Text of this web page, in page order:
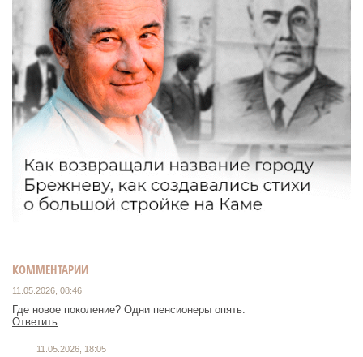
КОММЕНТАРИИ
11.05.2026, 08:46
Где новое поколение? Одни пенсионеры опять.
Ответить
11.05.2026, 18:05